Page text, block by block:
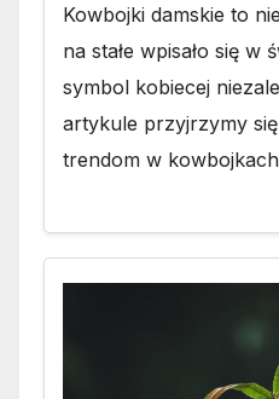
Kowbojki damskie to
na stałe wpisało się w
symbol kobiecej
artykule przyjrzymy
trendom w